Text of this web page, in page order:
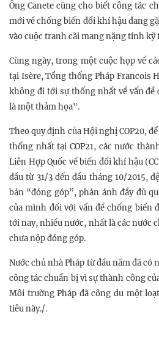
Ông Canete cũng cho biết công tác
mới về chống biến đổi khí hậu đang
vào cuộc tranh cãi mang nặng tính
Cùng ngày, trong một cuộc họp về
tại Isère, Tổng thống Pháp Francois
không đi tới sự thống nhất về vấn
là một thảm họa".
Theo quy định của Hội nghị COP20,
thống nhất tại COP21, các nước
Liên Hợp Quốc về biến đổi khí hậu
đầu từ 31/3 đến đầu tháng 10/2015,
bản “đóng góp”, phản ánh đầy đủ
của mình đối với vấn đề chống biến
tới nay, nhiều nước, nhất là các nước
chưa nộp đóng góp.
Nước chủ nhà Pháp từ đầu năm đã có
công tác chuẩn bị vì sự thành công
Môi trường Pháp đã công du một
tiêu này./.